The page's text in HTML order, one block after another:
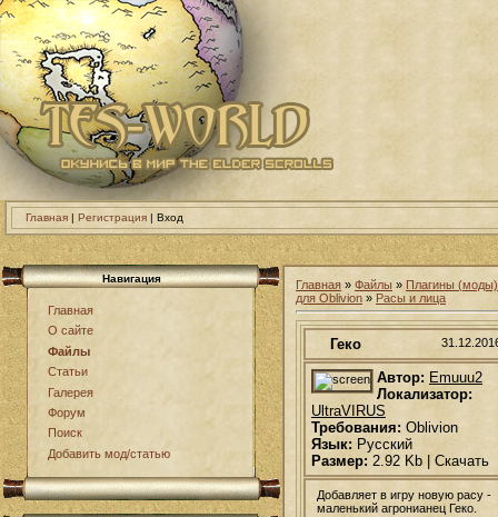
Главная | Регистрация | Вход
Навигация
Главная
О сайте
Файлы
Статьи
Галерея
Форум
Поиск
Добавить мод/статью
Главная » Файлы » Плагины (моды)
для Oblivion » Расы и лица
Геко
Автор: Emuuu2
Локализатор:
UltraVIRUS
Требования: Oblivion
Язык: Русский
Размер: 2.92 Kb | Скачать
Добавляет в игру новую расу -
маленький агронианец Геко.